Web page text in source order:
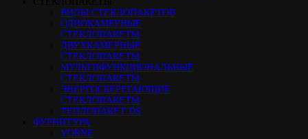
ВИДЫ СТЕКЛОПАКЕТОВ
ОДНОКАМЕРНЫЕ
СТЕКЛОПАКЕТЫ
ДВУХКАМЕРНЫЕ
СТЕКЛОПАКЕТЫ
МУЛЬТИФУНКЦИОНАЛЬНЫЕ
СТЕКЛОПАКЕТЫ
ЭНЕРГОСБЕРЕГАЮЩИЕ
СТЕКЛОПАКЕТЫ
ТЕПЛОПАКЕТ DS
ФУРНИТУРА
VORNE